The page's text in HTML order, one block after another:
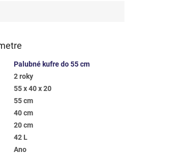
Palubné kufre do 55 cm
2 roky
55 x 40 x 20
55 cm
40 cm
20 cm
42 L
Ano